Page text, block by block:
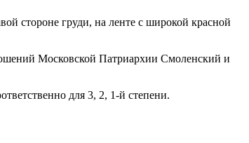
стороне груди, на ленте с широкой красной
Московской Патриархии Смоленский и
для 3, 2, 1-й степени.